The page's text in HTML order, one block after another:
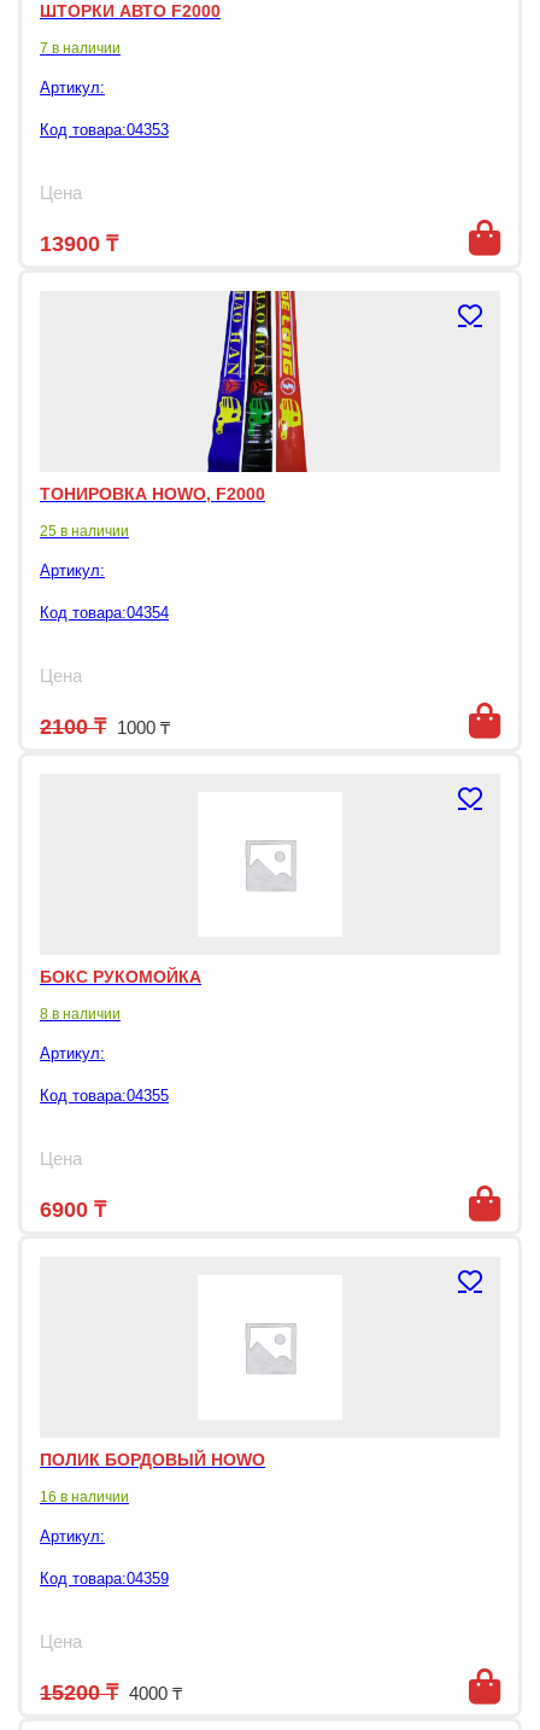
ШТОРКИ АВТО F2000
7 в наличии
Артикул:
Код товара:04353
Цена
13900 ₸
ТОНИРОВКА HOWO, F2000
25 в наличии
Артикул:
Код товара:04354
Цена
2100₸ Первоначальная цена составляла
1000 ₸Текущая цена: 1000 ₸.
БОКС РУКОМОЙКА
8 в наличии
Артикул:
Код товара:04355
Цена
6900 ₸
ПОЛИК БОРДОВЫЙ HOWO
16 в наличии
Артикул:
Код товара:04359
Цена
15200₸ Первоначальная цена составляла
4000 ₸Текущая цена: 4000 ₸.